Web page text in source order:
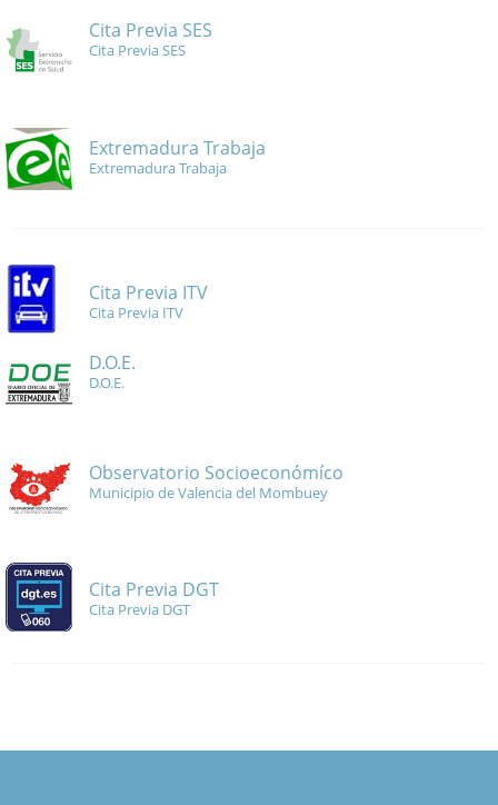
Cita Previa SES
Cita Previa SES
Extremadura Trabaja
Extremadura Trabaja
Cita Previa ITV
Cita Previa ITV
D.O.E.
D.O.E.
Observatorio Socioeconómíco
Municipio de Valencia del Mombuey
Cita Previa DGT
Cita Previa DGT